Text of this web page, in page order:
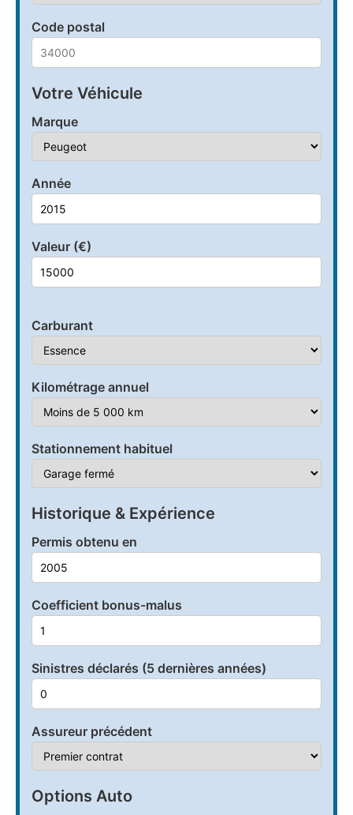
Code postal
Votre Véhicule
Marque
Année
Valeur (€)
Carburant
Kilométrage annuel
Stationnement habituel
Historique & Expérience
Permis obtenu en
Coefficient bonus-malus
Sinistres déclarés (5 dernières années)
Assureur précédent
Options Auto